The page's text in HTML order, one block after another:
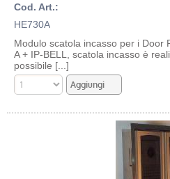
Cod. Art.:
HE730A
Modulo scatola incasso per i Door
A + IP-BELL, scatola incasso è
possibile [...]